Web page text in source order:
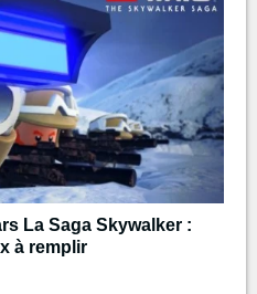
La Saga Skywalker :
à remplir